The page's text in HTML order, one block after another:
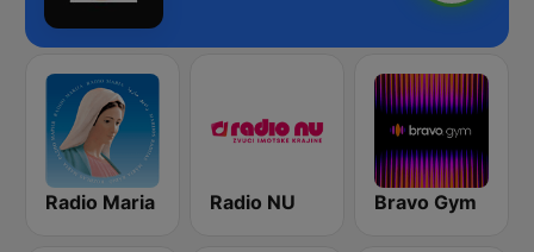
Radio Maria Radio NU Bravo Gym